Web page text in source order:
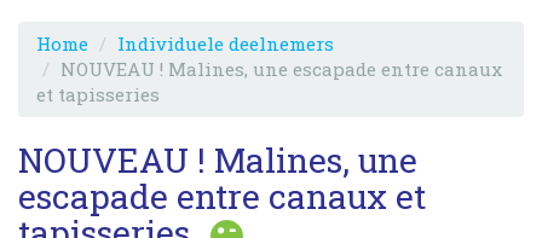
Home
Individuele deelnemers
NOUVEAU ! Malines, une escapade entre canaux
et tapisseries
NOUVEAU ! Malines, une
escapade entre canaux et